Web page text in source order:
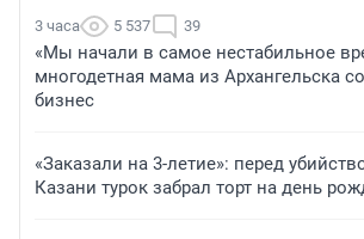
3 часа 5 537 39
«Мы начали в самое нестабильное
многодетная мама из Архангельска
бизнес
«Заказали на 3-летие»: перед
Казани турок забрал торт на день